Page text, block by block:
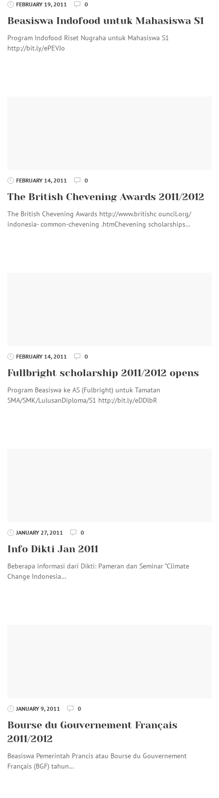
FEBRUARY 19, 2011 0
Beasiswa Indofood untuk Mahasiswa S1
Program Indofood Riset Nugraha untuk Mahasiswa S1
http://bit.ly/ePEVJo
FEBRUARY 14, 2011 0
The British Chevening Awards 2011/2012
The British Chevening Awards http://www.britishc ouncil.org/
indonesia- common-chevening .htmChevening scholarships…
FEBRUARY 14, 2011 0
Fullbright scholarship 2011/2012 opens
Program Beasiswa ke AS (Fulbright) untuk Tamatan
SMA/SMK/LulusanDiploma/S1 http://bit.ly/eDDlbR
JANUARY 27, 2011 0
Info Dikti Jan 2011
Beberapa informasi dari Dikti: Pameran dan Seminar ”Climate
Change Indonesia…
JANUARY 9, 2011 0
Bourse du Gouvernement Français
2011/2012
Beasiswa Pemerintah Prancis atau Bourse du Gouvernement
Français (BGF) tahun…